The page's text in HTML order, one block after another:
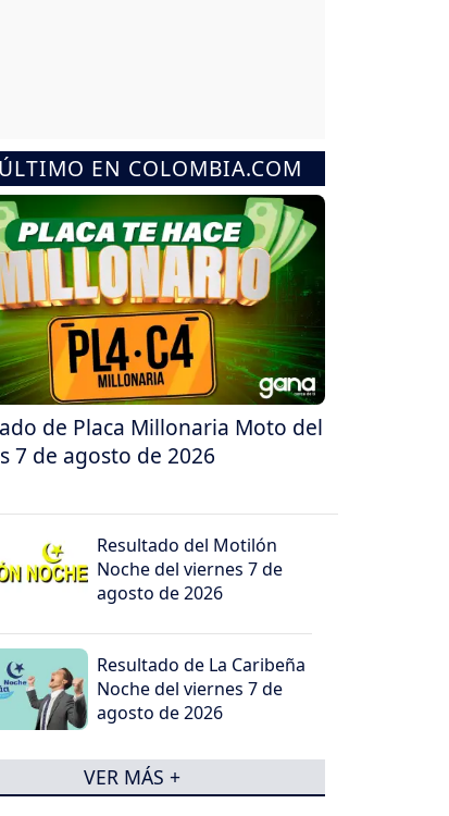
EN COLOMBIA.COM
de Placa Millonaria Moto del
7 de agosto de 2026
Resultado del Motilón
Noche del viernes 7 de
agosto de 2026
Resultado de La Caribeña
Noche del viernes 7 de
agosto de 2026
VER MÁS +